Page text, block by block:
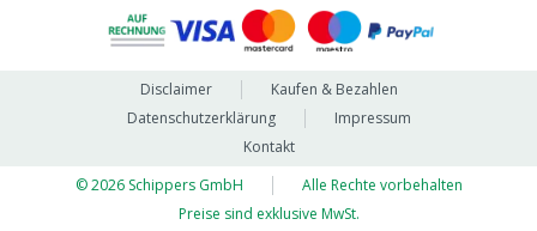
Disclaimer
Kaufen & Bezahlen
Datenschutzerklärung
Impressum
Kontakt
© 2026 Schippers GmbH
Alle Rechte vorbehalten
Preise sind exklusive MwSt.